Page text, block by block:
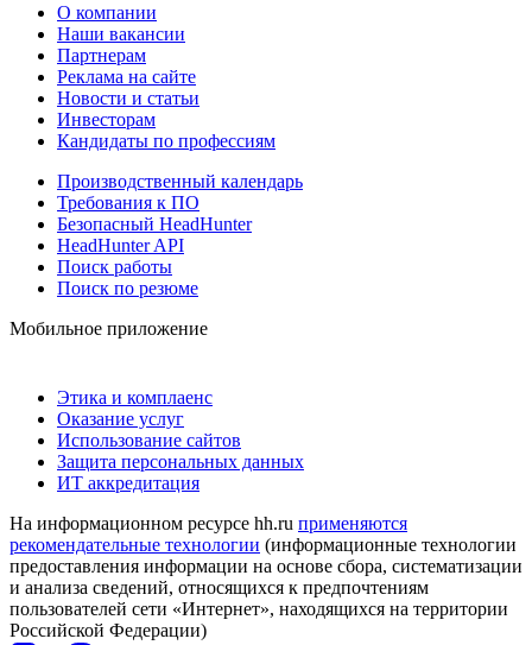
О компании
Наши вакансии
Партнерам
Реклама на сайте
Новости и статьи
Инвесторам
Кандидаты по профессиям
Производственный календарь
Требования к ПО
Безопасный HeadHunter
HeadHunter API
Поиск работы
Поиск по резюме
Мобильное приложение
Этика и комплаенс
Оказание услуг
Использование сайтов
Защита персональных данных
ИТ аккредитация
На информационном ресурсе hh.ru применяются
рекомендательные технологии (информационные технологии
предоставления информации на основе сбора, систематизации
и анализа сведений, относящихся к предпочтениям
пользователей сети «Интернет», находящихся на территории
Российской Федерации)